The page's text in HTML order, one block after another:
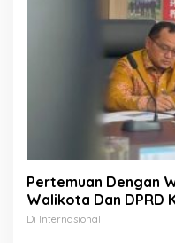
Pertemuan Dengan
Walikota Dan DPRD
Percepatan
Di Internasional